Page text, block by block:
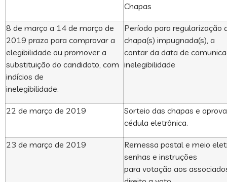
Chapas
8 de março a 14 de março de
2019 prazo para comprovar a
elegibilidade ou promover a
substituição do candidato, com
indícios de
inelegibilidade.
Período para regularização
chapa(s) impugnada(s), a
contar da data de
inelegibilidade
22 de março de 2019
Sorteio das chapas e
cédula eletrônica.
23 de março de 2019
Remessa postal e meio
senhas e instruções
para votação aos